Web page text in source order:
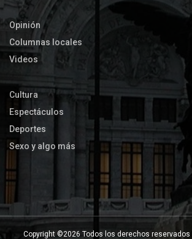
Opinión
Columnas locales
Videos
Cultura
Espectáculos
Deportes
Sexo y algo más
Copyright ©2026 Todos los derechos reservados |